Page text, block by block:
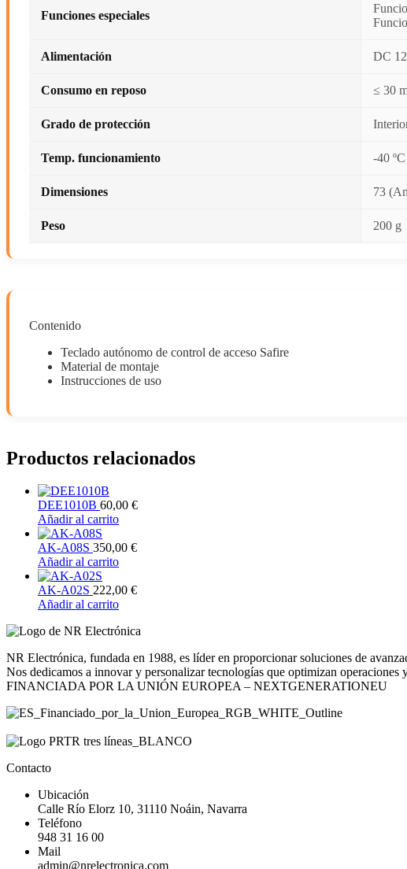
Funciones especiales
Alimentación DC
Consumo en reposo ≤ 30
Grado de protección
Temp. funcionamiento -40
Dimensiones 73
Peso 200 g
Contenido
Teclado autónomo de control de acceso Safire
Material de montaje
Instrucciones de uso
Productos relacionados
DEE1010B 60,00 €
Añadir al carrito
AK-A08S 350,00 €
Añadir al carrito
AK-A02S 222,00 €
Añadir al carrito
NR Electrónica, fundada en 1988, es líder en proporcionar soluciones de
Nos dedicamos a innovar y personalizar tecnologías que optimizan
FINANCIADA POR LA UNIÓN EUROPEA – NEXTGENERATIONEU
Contacto
Ubicación
Calle Río Elorz 10, 31110 Noáin, Navarra
Teléfono
948 31 16 00
Mail
admin@nrelectronica.com